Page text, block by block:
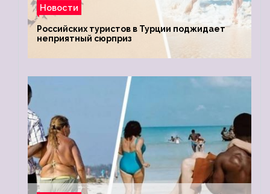
Новости
Российских туристов в Турции поджидает
неприятный сюрприз